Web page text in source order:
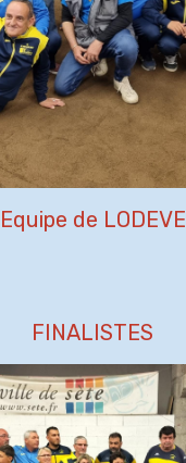
Equipe de LODEVE
FINALISTES